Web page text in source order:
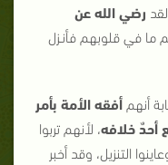
رضي الله عن
ما في قلوبهم فأنـزل
أفقه الأمة بأمر
أحدٌ خلافه، لأنهم تربوا
التنزيل، وقد أخبر